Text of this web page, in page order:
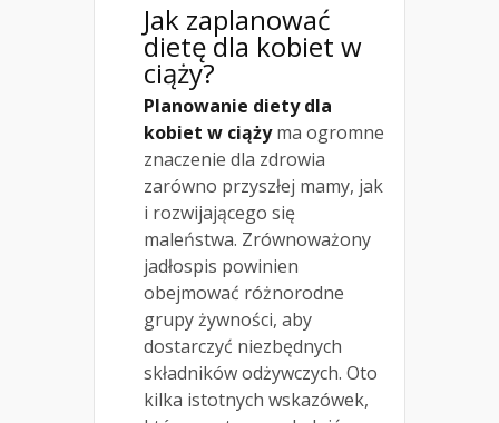
Jak zaplanować
dietę dla kobiet w
ciąży?
Planowanie diety dla
kobiet w ciążyma ogromne
znaczenie dla zdrowia
zarówno przyszłej mamy, jak
i rozwijającego się
maleństwa. Zrównoważony
jadłospis powinien
obejmować różnorodne
grupy żywności, aby
dostarczyć niezbędnych
składników odżywczych. Oto
kilka istotnych wskazówek,